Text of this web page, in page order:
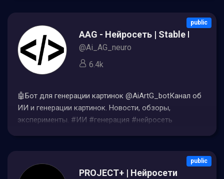
public
AAG - Нейросеть | Stable
@Ai_AG_neuro
6.4k
🤖Бот для генерации картинок @AiArtG_botКанал об
ИИ и генерации картинок. Новости, обзоры,
эксперименты. #ИИ #генерация #нейросеть
public
PROJECT+ | Нейросети